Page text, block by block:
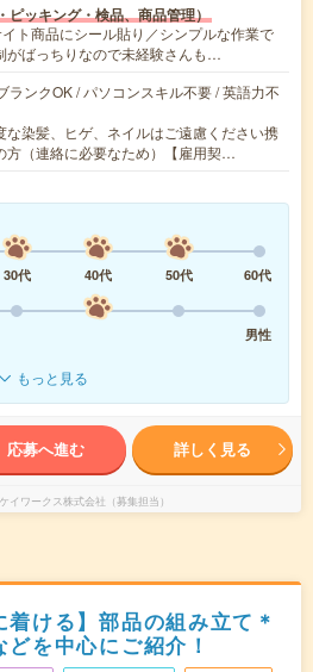
ピッキング・検品、商品管理）
ト商品にシール貼り／シンプルな作業で
がばっちりなので未経験さんも…
ランクOK / パソコンスキル不要 / 英語力不
な染髪、ヒゲ、ネイルはご遠慮ください携
方（連絡に必要なため）【雇用契…
30代 40代 50代
60代
男性
もっと見る
応募へ進む 詳しく見る
イワークス株式会社（募集担当）
着ける】部品の組み立て＊
を中心にご紹介！